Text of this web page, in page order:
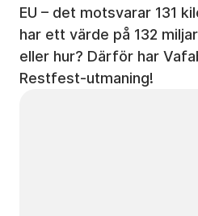
EU – det motsvarar 131
har ett värde på 132
eller hur? Därför har
Restfest-utmaning!